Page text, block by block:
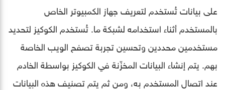
على بيانات تُستخدم لتعريف جهاز الكمبيوتر الخاص
بالمستخدم أثناء استخدامه لشبكة ما. تُستخدم الكوكيز لتحديد
مستخدمين محددين وتحسين تجربة تصفح الويب الخاصة
بهم. يتم إنشاء البيانات المخزّنة في الكوكيز بواسطة الخادم
عند اتصال المستخدم به، ومن ثم يتم تصنيف هذه البيانات